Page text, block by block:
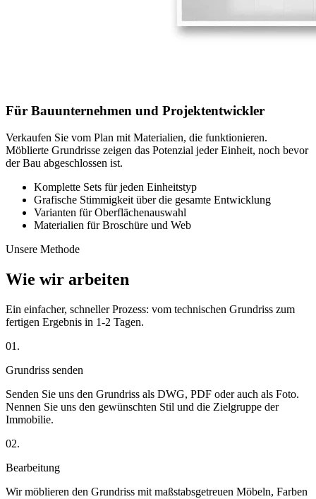
Für Bauunternehmen und Projektentwickler
Verkaufen Sie vom Plan mit Materialien, die funktionieren.
Möblierte Grundrisse zeigen das Potenzial jeder Einheit, noch bevor
der Bau abgeschlossen ist.
Komplette Sets für jeden Einheitstyp
Grafische Stimmigkeit über die gesamte Entwicklung
Varianten für Oberflächenauswahl
Materialien für Broschüre und Web
Unsere Methode
Wie wir arbeiten
Ein einfacher, schneller Prozess: vom technischen Grundriss zum
fertigen Ergebnis in 1-2 Tagen.
01.
Grundriss senden
Senden Sie uns den Grundriss als DWG, PDF oder auch als Foto.
Nennen Sie uns den gewünschten Stil und die Zielgruppe der
Immobilie.
02.
Bearbeitung
Wir möblieren den Grundriss mit maßstabsgetreuen Möbeln, Farben